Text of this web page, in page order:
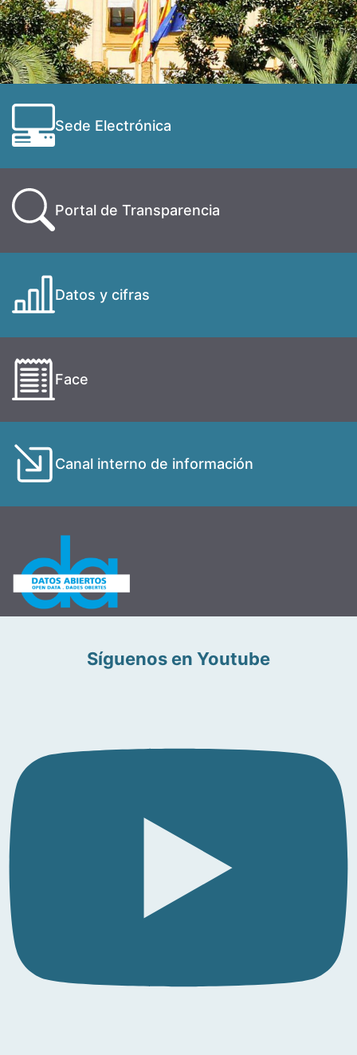
Sede Electrónica
Portal de Transparencia
Datos y cifras
Face
Canal interno de información
Síguenos en Youtube